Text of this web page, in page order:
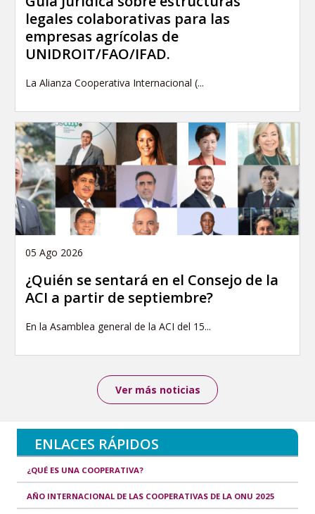
legales colaborativas para las
empresas agrícolas de
UNIDROIT/FAO/IFAD.
La Alianza Cooperativa Internacional (...
05 Ago 2026
¿Quién se sentará en el Consejo de la
ACI a partir de septiembre?
En la Asamblea general de la ACI del 15...
Ver más noticias
ENLACES RÁPIDOS
¿QUÉ ES UNA COOPERATIVA?
AÑO INTERNACIONAL DE LAS COOPERATIVAS DE LA ONU 2025